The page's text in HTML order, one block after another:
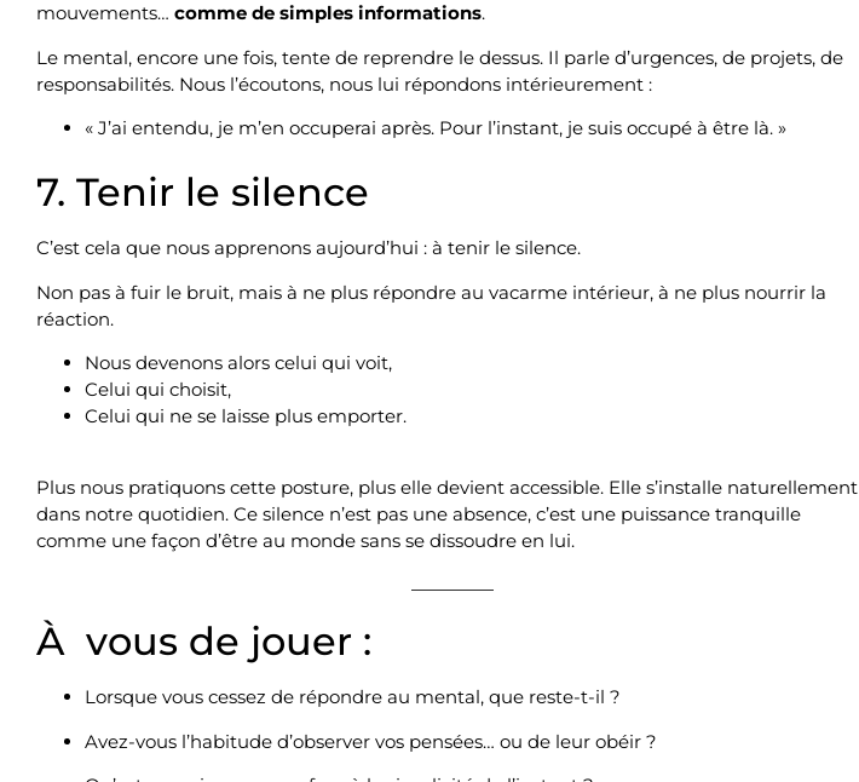
mouvements… comme de simples informations.
Le mental, encore une fois, tente de reprendre le dessus. Il parle d’urgences, de projets, de
responsabilités. Nous l’écoutons, nous lui répondons intérieurement :
« J’ai entendu, je m’en occuperai après. Pour l’instant, je suis occupé à être là. »
7. Tenir le silence
C’est cela que nous apprenons aujourd’hui : à tenir le silence.
Non pas à fuir le bruit, mais à ne plus répondre au vacarme intérieur, à ne plus nourrir la
réaction.
Nous devenons alors celui qui voit,
Celui qui choisit,
Celui qui ne se laisse plus emporter.
Plus nous pratiquons cette posture, plus elle devient accessible. Elle s’installe naturellement
dans notre quotidien. Ce silence n’est pas une absence, c’est une puissance tranquille
comme une façon d’être au monde sans se dissoudre en lui.
À vous de jouer :
Lorsque vous cessez de répondre au mental, que reste-t-il ?
Avez-vous l’habitude d’observer vos pensées… ou de leur obéir ?